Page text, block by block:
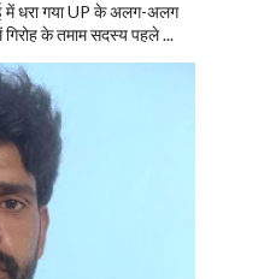
में धरा गया UP के अलग-अलग
के तमाम सदस्य पहले ...